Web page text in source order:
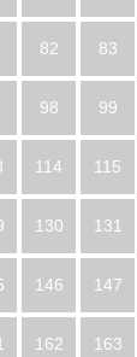
82 83
98 99
114 115
130 131
146 147
162 163